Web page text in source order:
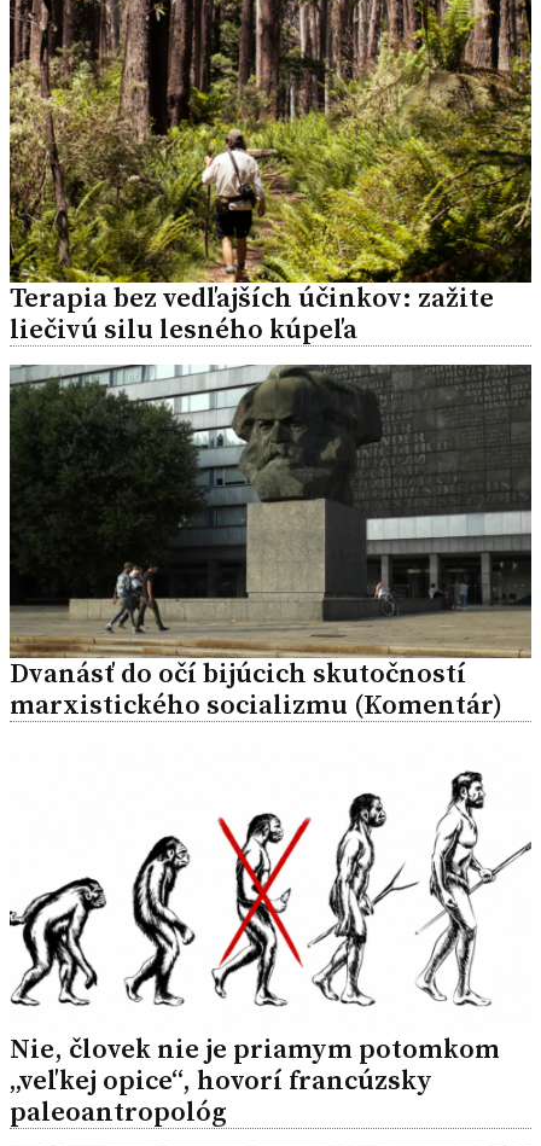
Terapia bez vedľajších účinkov: zažite
liečivú silu lesného kúpeľa
Dvanásť do očí bijúcich skutočností
marxistického socializmu (Komentár)
Nie, človek nie je priamym potomkom
„veľkej opice“, hovorí francúzsky
paleoantropológ